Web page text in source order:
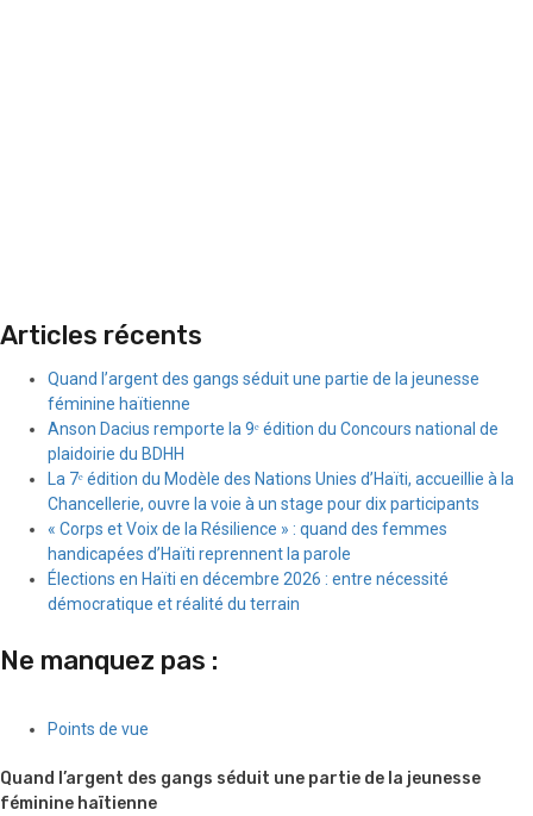
Articles récents
Quand l’argent des gangs séduit une partie de la jeunesse
féminine haïtienne
Anson Dacius remporte la 9ᵉ édition du Concours national de
plaidoirie du BDHH
La 7ᵉ édition du Modèle des Nations Unies d’Haïti, accueillie à la
Chancellerie, ouvre la voie à un stage pour dix participants
« Corps et Voix de la Résilience » : quand des femmes
handicapées d’Haïti reprennent la parole
Élections en Haïti en décembre 2026 : entre nécessité
démocratique et réalité du terrain
Ne manquez pas :
Points de vue
Quand l’argent des gangs séduit une partie de la jeunesse
féminine haïtienne